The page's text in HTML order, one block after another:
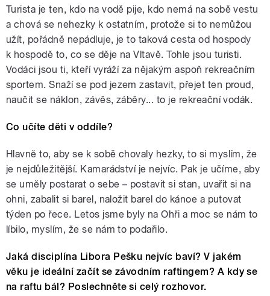
Turista je ten, kdo na vodě pije, kdo nemá na sobě vestu
a chová se nehezky k ostatním, protože si to nemůžou
užít, pořádně nepádluje, je to taková cesta od hospody
k hospodě to, co se děje na Vltavě. Tohle jsou turisti.
Vodáci jsou ti, kteří vyráží za nějakým aspoň rekreačním
sportem. Snaží se pod jezem zastavit, přejet ten proud,
naučit se náklon, závěs, záběry... to je rekreační vodák.
Co učíte děti v oddíle?
Hlavně to, aby se k sobě chovaly hezky, to si myslím, že
je nejdůležitější. Kamarádství je nejvíc. Pak je učíme, aby
se uměly postarat o sebe – postavit si stan, uvařit si na
ohni, zabalit si barel, naložit barel do kánoe a putovat
týden po řece. Letos jsme byly na Ohři a moc se nám to
líbilo, myslím, že se nám to podařilo.
Jaká disciplína Libora Pešku nejvíc baví? V jakém
věku je ideální začít se závodním raftingem? A kdy se
na raftu bál? Poslechněte si celý rozhovor.